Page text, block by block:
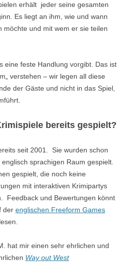
erhält jeder seine gesamten
Es liegt an ihm, wie und wann
möchte und mit wem er sie teilen
eine feste Handlung vorgibt. Das ist
verstehen – wir legen all diese
der Gäste und nicht in das Spiel,
bereits gespielt?
seit 2001. Sie wurden schon
sprachigen Raum gespielt.
gespielt, die noch keine
mit interaktiven Krimipartys
Feedback und Bewertungen könnt
der englischen Freeform Games
hat mir einen sehr ehrlichen und
Way out West